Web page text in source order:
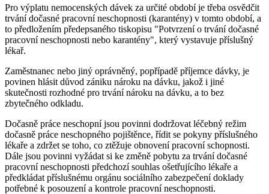
Pro výplatu nemocenských dávek za určité období je třeba osvědčit
trvání dočasné pracovní neschopnosti (karantény) v tomto období, a
to předložením předepsaného tiskopisu "Potvrzení o trvání dočasné
pracovní neschopnosti nebo karantény", který vystavuje příslušný
lékař.
Zaměstnanec nebo jiný oprávněný, popřípadě příjemce dávky, je
povinen hlásit důvod zániku nároku na dávku, jakož i jiné
skutečnosti rozhodné pro trvání nároku na dávku, a to bez
zbytečného odkladu.
Dočasně práce neschopní jsou povinni dodržovat léčebný režim
dočasně práce neschopného pojištěnce, řídit se pokyny příslušného
lékaře a zdržet se toho, co ztěžuje obnovení pracovní schopnosti.
Dále jsou povinni vyžádat si ke změně pobytu za trvání dočasné
pracovní neschopnosti předchozí souhlas ošetřujícího lékaře a
předkládat příslušnému orgánu sociálního zabezpečení doklady
potřebné k posouzení a kontrole pracovní neschopnosti.